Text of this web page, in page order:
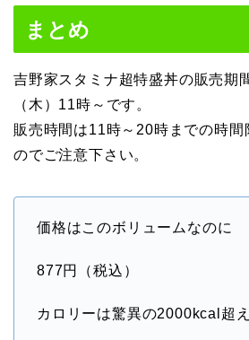
まとめ
吉野家スタミナ超特盛丼の販売期
（木）11時～です。
販売時間は11時～20時までの時間
のでご注意下さい。
価格はこのボリュームなのに
877円（税込）
カロリーは驚異の2000kcal超